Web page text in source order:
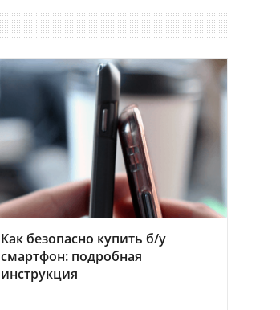
Как безопасно купить б/у
смартфон: подробная
инструкция